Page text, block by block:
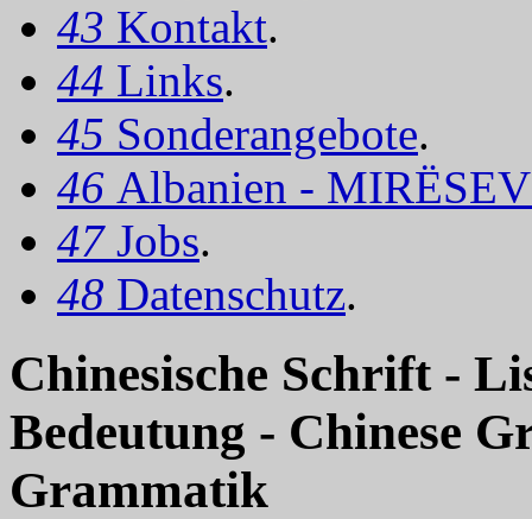
43 Kontakt.
44 Links.
45 Sonderangebote.
46 Albanien -
47 Jobs.
48 Datenschutz.
Chinesische Schrift -
Bedeutung - Chinese
Grammatik